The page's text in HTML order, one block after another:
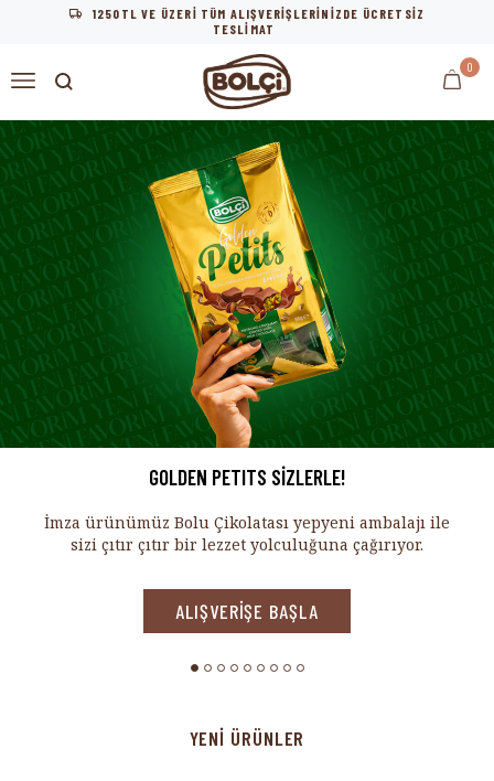
1250TL VE ÜZERİ TÜM ALIŞVERİŞLERİNİZDE ÜCRETSİZ
TESLİMAT
0
PROPEA ÜRÜNÜMÜZÜ DENEDİNİZ Mİ?
Proteinli yer fıstığı dolgusunun sütlü çikolata ile
leziz uyumu.
ALIŞVERİŞE BAŞLA
YENİ ÜRÜNLER